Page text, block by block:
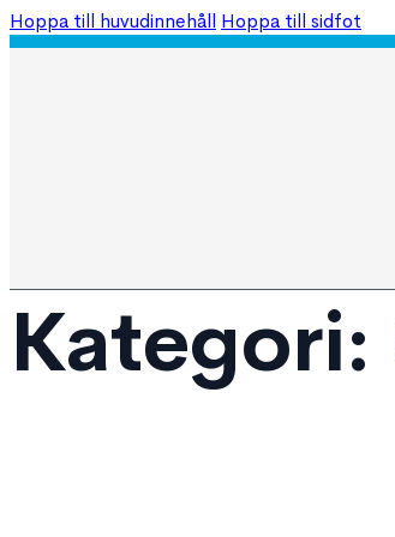
Hoppa till huvudinnehåll Hoppa till sidfot
Meny
Kategori: